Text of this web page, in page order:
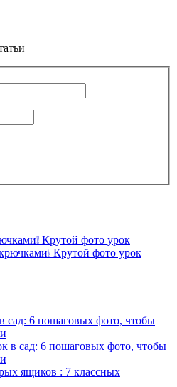
Крутой фото урок
сад: 6 пошаговых фото, чтобы
ящиков : 7 классных